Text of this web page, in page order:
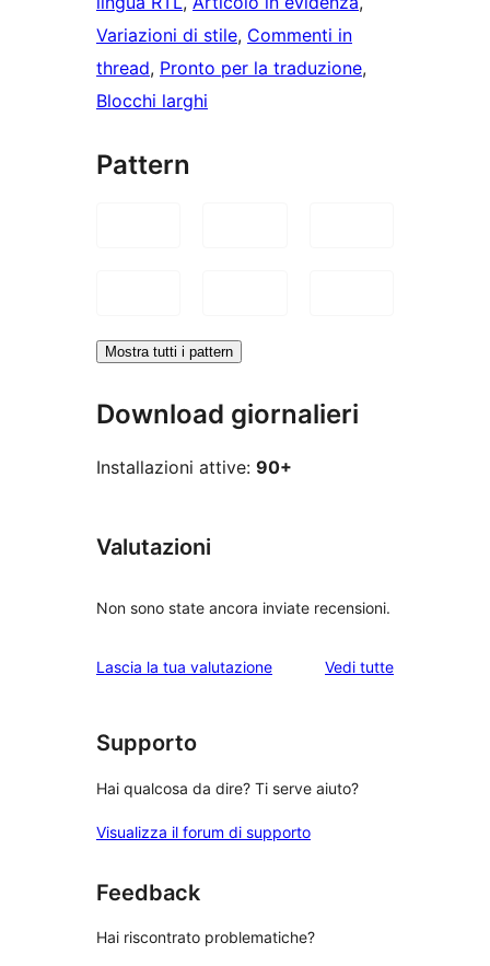
Variazioni di stile, Commenti in
thread, Pronto per la traduzione
Blocchi larghi
Pattern
Mostra tutti i pattern
Download giornalieri
Installazioni attive: 90+
Valutazioni
Non sono state ancora inviate recensioni.
Lascia la tua valutazione Vedi tuttele
Supporto
Hai qualcosa da dire? Ti serve aiuto?
Visualizza il forum di supporto
Feedback
Hai riscontrato problematiche?